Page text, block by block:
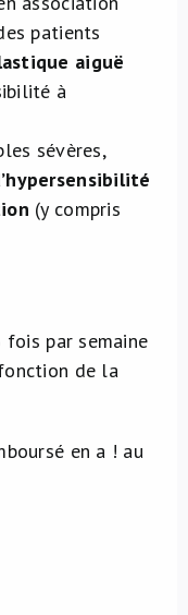
patients
aiguë
à
sévères,
(y compris
par semaine
de la
en a ! au